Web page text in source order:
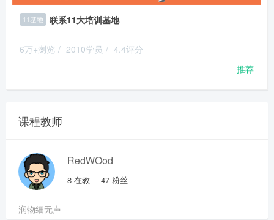
11基地 联系11大培训基地
6万+浏览 / 2010学员 / 4.4评分
推荐
课程教师
RedWOod
8 在教 47 粉丝
润物细无声